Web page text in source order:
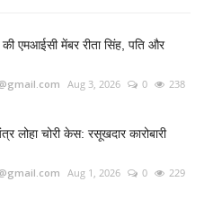
की एमआईसी मेंबर रीता सिंह, पति और
Aug 3, 2026 0 238
लोहा चोरी केस: रसूखदार कारोबारी
Aug 1, 2026 0 229